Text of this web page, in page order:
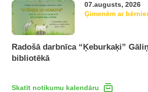
07.augusts, 2026
Ģimenēm ar
Radošā darbnīca “Ķeburkaķi”
bibliotēkā
Skatīt notikumu kalendāru